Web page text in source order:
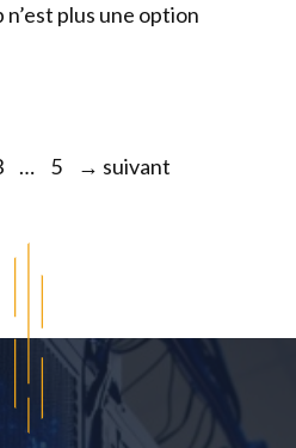
plus une option
… Page
5 → suivant